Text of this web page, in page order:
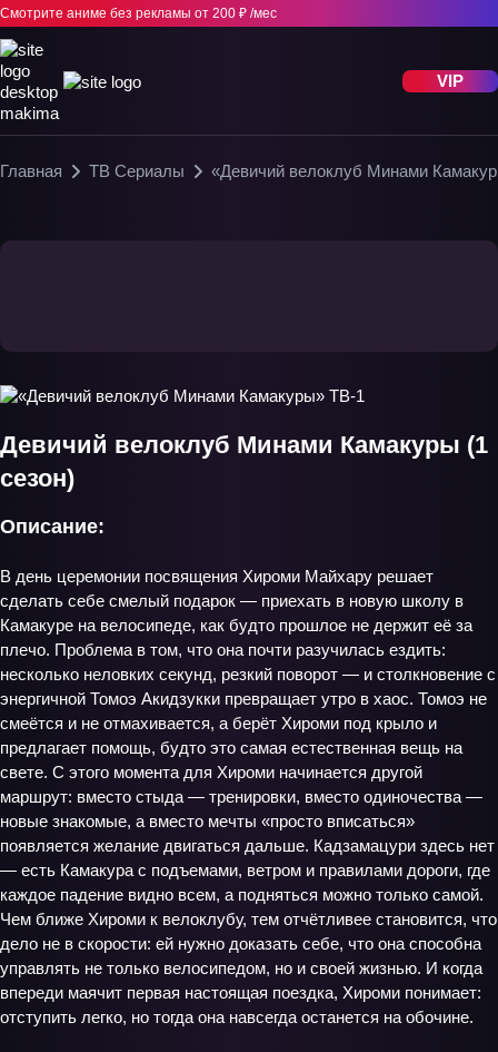
Смотрите аниме без рекламы от 200 ₽ /мес
VIP
Главная ТВ Сериалы «Девичий велоклуб Минами
Девичий велоклуб Минами Камакуры (1
сезон)
Описание:
В день церемонии посвящения Хироми Майхару решает
сделать себе смелый подарок — приехать в новую школу в
Камакуре на велосипеде, как будто прошлое не держит её за
плечо. Проблема в том, что она почти разучилась ездить:
несколько неловких секунд, резкий поворот — и столкновение с
энергичной Томоэ Акидзукки превращает утро в хаос. Томоэ не
смеётся и не отмахивается, а берёт Хироми под крыло и
предлагает помощь, будто это самая естественная вещь на
свете. С этого момента для Хироми начинается другой
маршрут: вместо стыда — тренировки, вместо одиночества —
новые знакомые, а вместо мечты «просто вписаться»
появляется желание двигаться дальше. Кадзамацури здесь нет
— есть Камакура с подъемами, ветром и правилами дороги, где
каждое падение видно всем, а подняться можно только самой.
Чем ближе Хироми к велоклубу, тем отчётливее становится, что
дело не в скорости: ей нужно доказать себе, что она способна
управлять не только велосипедом, но и своей жизнью. И когда
впереди маячит первая настоящая поездка, Хироми понимает:
отступить легко, но тогда она навсегда останется на обочине.